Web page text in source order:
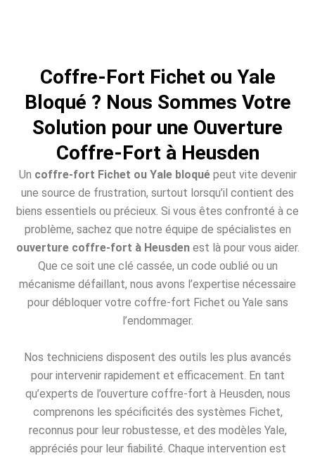
Coffre-Fort Fichet ou Yale
Bloqué ? Nous Sommes Votre
Solution pour une Ouverture
Coffre-Fort à Heusden
Un coffre-fort Fichet ou Yale bloquépeut vite devenir
une source de frustration, surtout lorsqu’il contient des
biens essentiels ou précieux. Si vous êtes confronté à ce
problème, sachez que notre équipe de spécialistes en
ouverture coffre-fort à Heusdenest là pour vous aider.
Que ce soit une clé cassée, un code oublié ou un
mécanisme défaillant, nous avons l’expertise nécessaire
pour débloquer votre coffre-fort Fichet ou Yale sans
l’endommager.
Nos techniciens disposent des outils les plus avancés
pour intervenir rapidement et efficacement. En tant
qu’experts de l’ouverture coffre-fort à Heusden, nous
comprenons les spécificités des systèmes Fichet,
reconnus pour leur robustesse, et des modèles Yale,
appréciés pour leur fiabilité. Chaque intervention est